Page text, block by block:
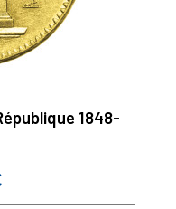
1848-